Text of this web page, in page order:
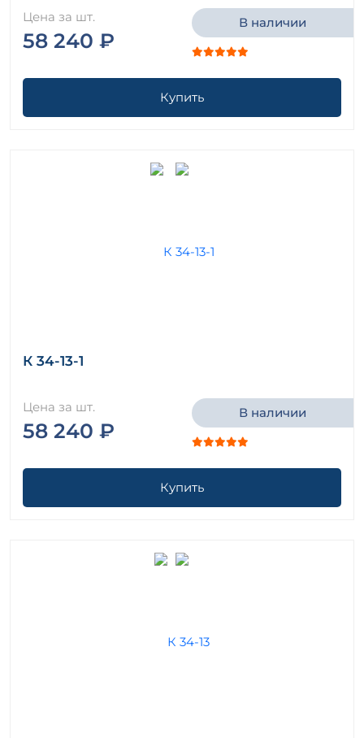
Цена за шт.
58 240 ₽
В наличии
Купить
К 34-13-1
Цена за шт.
58 240 ₽
В наличии
Купить